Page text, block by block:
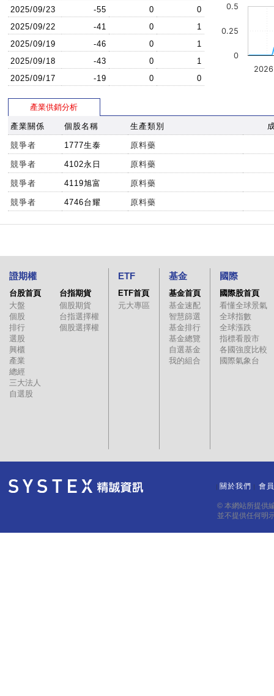
2025/09/23
-55 0
0
2025/09/22
-41 0
1
2025/09/19
-46 0
1
2025/09/18
-43 0
1
2025/09/17
-19 0 0
0
0.25
0.5
產業供銷分析
產業關係 個股名稱 生產類別
競爭者 1777生泰 原料藥
競爭者 4102永日 原料藥
競爭者 4119旭富 原料藥
競爭者 4746台耀 原料藥
證期權
台股首頁
大盤
個股
排行
選股
興櫃
產業
總經
三大法人
自選股
台指期貨
個股期貨
台指選擇權
個股選擇權
ETF
ETF首頁
元大專區
基金
基金首頁
基金速配
智慧篩選
基金排行
基金總覽
自選基金
我的組合
國際
國際股首頁
看懂全球景氣
全球指數
全球漲跌
指標看股市
各國強度比較
國際氣象台
關於我們 會
© 本網站所提供
並不提供任何明